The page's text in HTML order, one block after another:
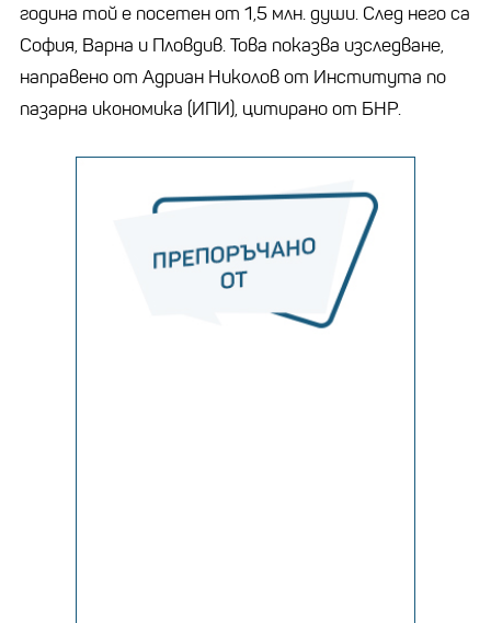
година той е посетен от 1,5 млн. души. След него са
София, Варна и Пловдив. Това показва изследване,
направено от Адриан Николов от Института по
пазарна икономика (ИПИ), цитирано от БНР.